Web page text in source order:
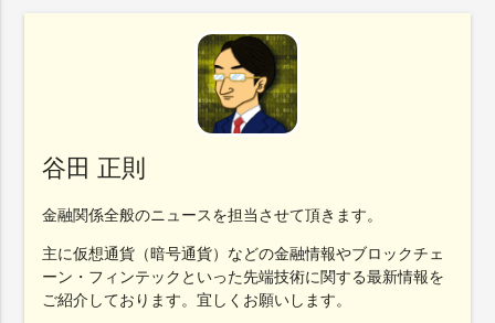
谷田 正則
金融関係全般のニュースを担当させて頂きます。
主に仮想通貨（暗号通貨）などの金融情報やブロックチェ
ーン・フィンテックといった先端技術に関する最新情報を
ご紹介しております。宜しくお願いします。